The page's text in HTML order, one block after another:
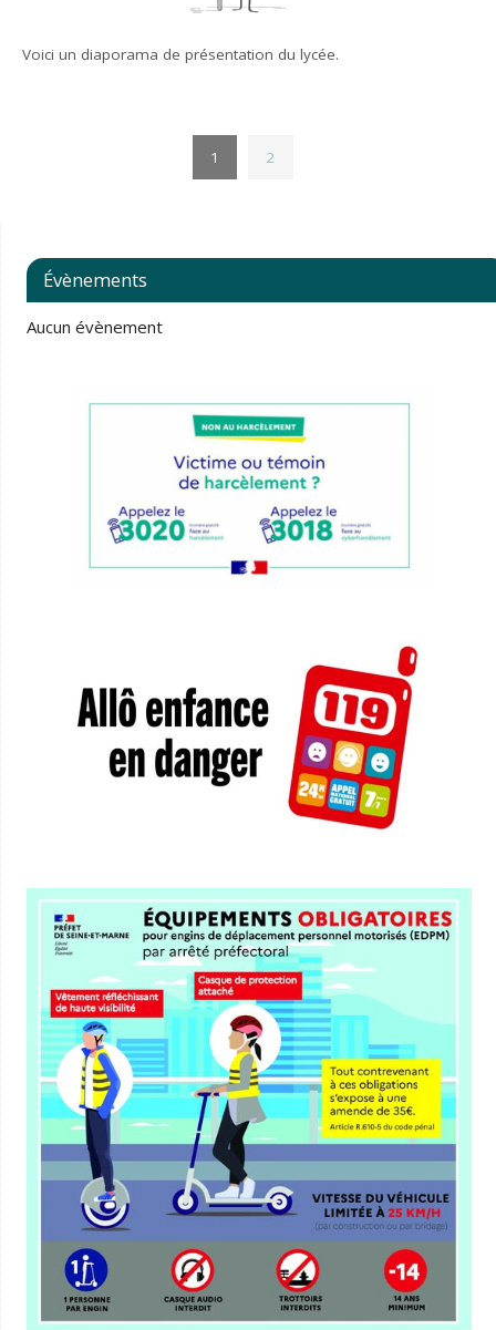
Voici un diaporama de présentation du lycée.
1 2
Évènements
Aucun évènement